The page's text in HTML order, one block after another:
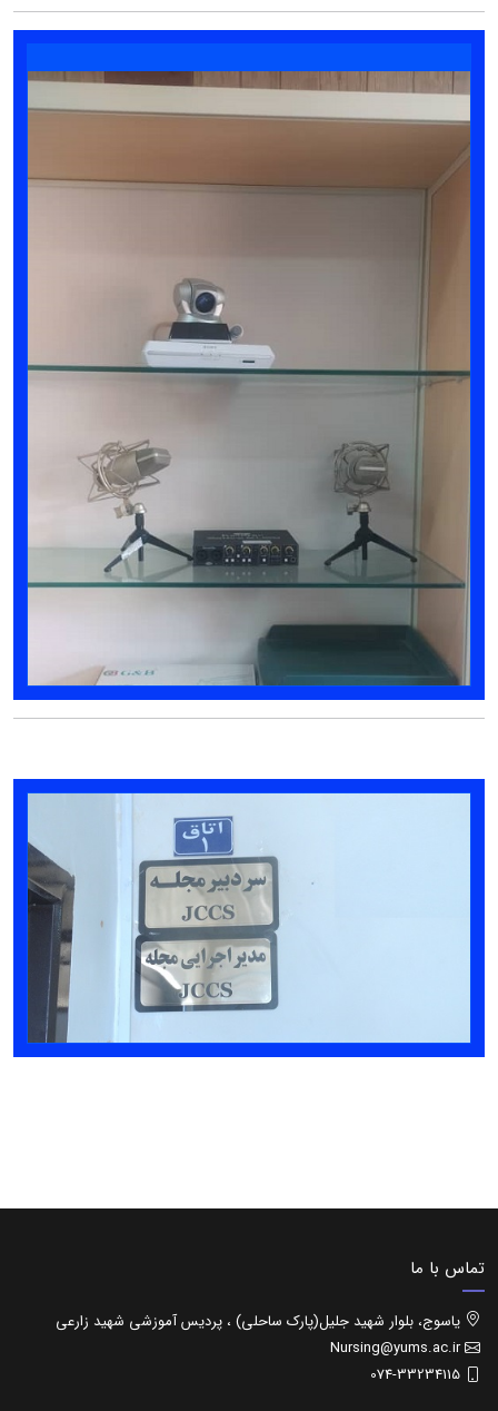
تماس با ما
یاسوج، بلوار شهید جلیل(پارک ساحلی) ، پردیس آموزشی شهید زارعی
Nursing@yums.ac.ir
074-33234115